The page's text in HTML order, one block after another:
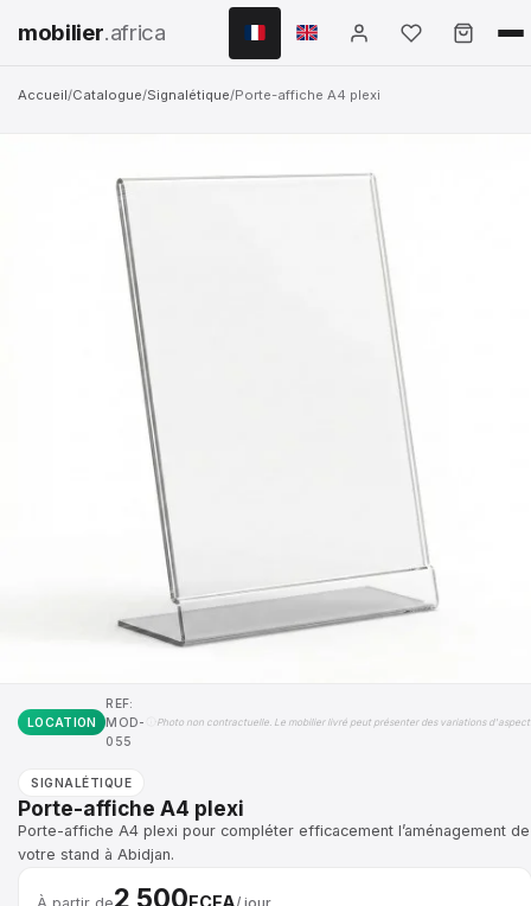
mobilier.africa
Accueil/Catalogue/Signalétique/Porte-affiche A4 plexi
LOCATION
REF:
MOD-
055
Photo non contractuelle. Le mobilier livré peut présenter des variations d'aspect.
SIGNALÉTIQUE
Porte-affiche A4 plexi
Porte-affiche A4 plexi pour compléter efficacement l’aménagement de
votre stand à Abidjan.
2 500FCFA